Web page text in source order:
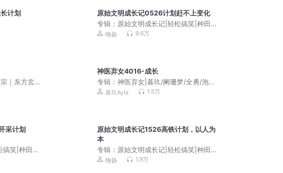
计划
原始文明成长记0526计划赶不上变化
专辑： 原始文明成长记|轻松搞笑|种田争
霸有声剧
嗨扬 9.6万
宗｜东方玄
神医弃女4016-成长
专辑：神医弃女|暮玖/阑珊梦/全勇/泡芙
先生（废柴重生多人有声剧）
暮玖Ayla 1.5万
采计划
搞笑|种田争
原始文明成长记1526高铁计划，以人为
本
专辑： 原始文明成长记|轻松搞笑|种田争
霸有声剧
嗨扬 1.9万